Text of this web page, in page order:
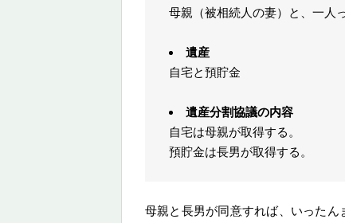
母親（被相続人の妻）と、一人
遺産
自宅と預貯金
遺産分割協議の内容
自宅は母親が取得する。
預貯金は長男が取得する。
母親と長男が同意すれば、いった